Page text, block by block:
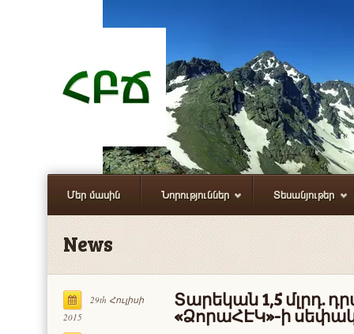
Մեր մասին Նորություններ Տեսանյութեր
News
29th Հուլիսի
2015
Տարեկան 1,5 մլրդ.
«ՁորաՀԷԿ»-ի